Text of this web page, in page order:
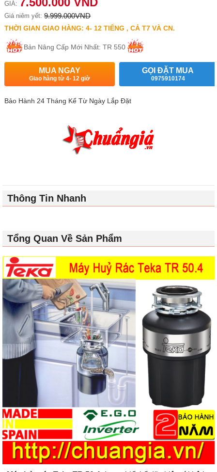
GIÁ:
Giá niêm yết: 9.999.000VND
THỜI GIAN GIAO HÀNG: 4- 12 TIẾNG , CẢ T7 VÀ CN.
Bản Nâng Cấp Mới Nhất: TR 550
MUA NGAY
Giao hàng từ 4- 12 giờ
GỌI ĐẶT MUA
0975910174
Bảo Hành 24 Tháng Kể Từ Ngày Lắp Đặt
Thông Tin Nhanh
Tổng Quan Về Sản Phẩm